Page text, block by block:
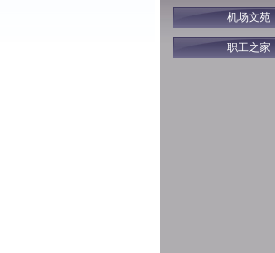
机场文苑
职工之家